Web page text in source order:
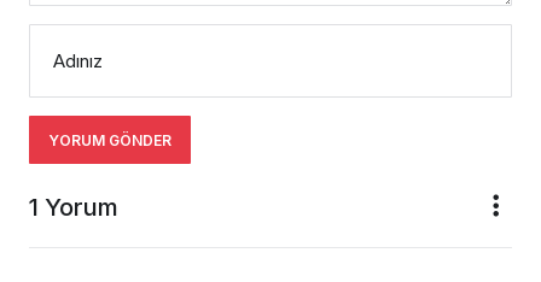
Adınız
YORUM GÖNDER
1 Yorum